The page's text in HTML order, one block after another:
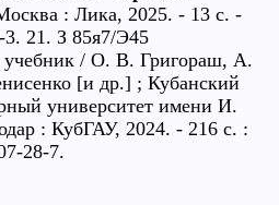
: Лика, 2025. - 13 с. -
21. З 85я7/Э45
учебник / О. В. Григораш, А.
[и др.] ; Кубанский
университет имени И.
: КубГАУ, 2024. - 216 с. :
28-7.